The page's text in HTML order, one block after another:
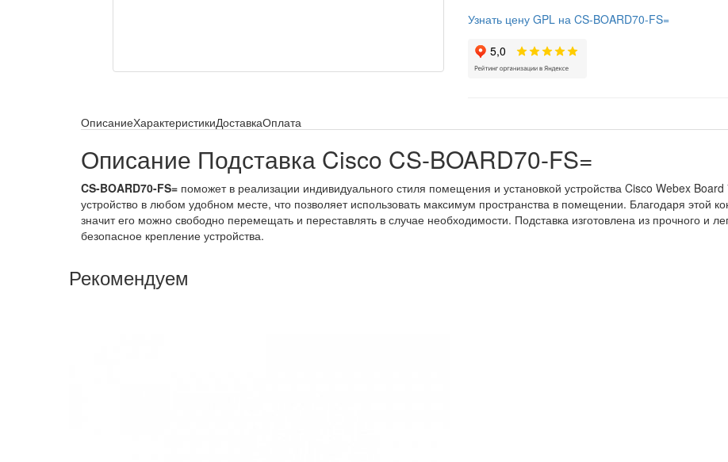
Узнать цену GPL на CS-BOARD70-FS=
ОписаниеХарактеристикиДоставкаОплата
Описание Подставка Cisco CS-BOARD70-FS=
CS-BOARD70-FS= поможет в реализации индивидуального стиля помещения и установкой устройства Cisco Webex
устройство в любом удобном месте, что позволяет использовать максимум пространства в помещении. Благодаря этой
значит его можно свободно перемещать и переставлять в случае необходимости. Подставка изготовлена из прочного и
безопасное крепление устройства.
Рекомендуем